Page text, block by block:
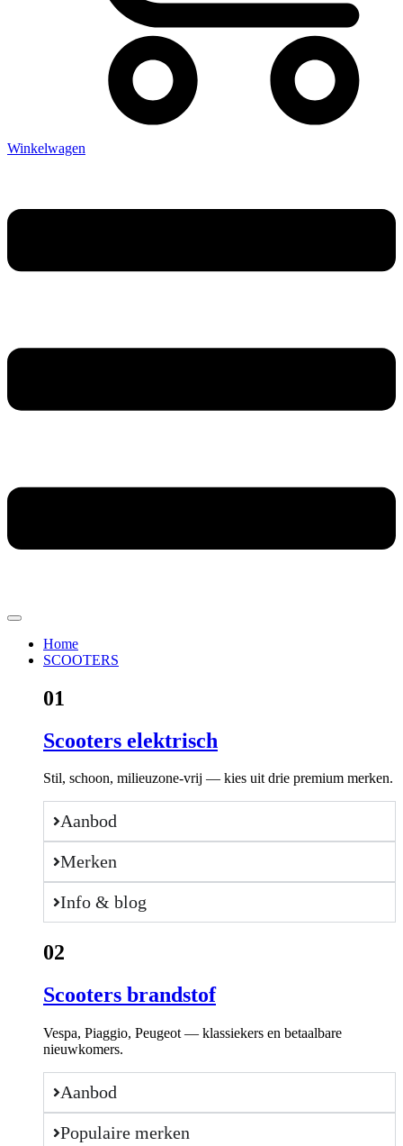
Winkelwagen
Home
SCOOTERS
01
Scooters elektrisch
Stil, schoon, milieuzone-vrij — kies uit drie premium merken.
Aanbod
Merken
Info & blog
02
Scooters brandstof
Vespa, Piaggio, Peugeot — klassiekers en betaalbare
nieuwkomers.
Aanbod
Populaire merken